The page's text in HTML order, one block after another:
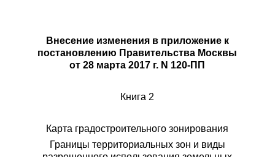
Внесение изменения в приложение к
постановлению Правительства Москвы
от 28 марта 2017 г. N 120-ПП
Книга 2
Карта градостроительного зонирования
Границы территориальных зон и виды